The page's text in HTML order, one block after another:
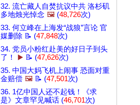
32. 流亡藏人自焚抗议中共 洛杉矶
多地烛光悼念 🖼️ (48,726次)
33. 何立峰在上海发“战狼”言论 官
媒删除 📝 (47,848次)
34. 党员小粉红赴美的好日子到头
了！
▶️ 📝 (47,626次)
35. 中国大妈飞机上闹事 恐面对重
金赔偿 🖼️ 📝 (47,501次)
36. 1亿中国人还不起钱！《求
是》文章罕见喊话 (46,701次)